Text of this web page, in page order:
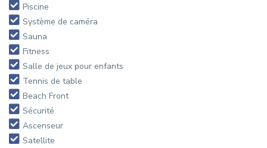
Piscine
Système de caméra
Sauna
Fitness
Salle de jeux pour enfants
Tennis de table
Beach Front
Sécurité
Ascenseur
Satellite